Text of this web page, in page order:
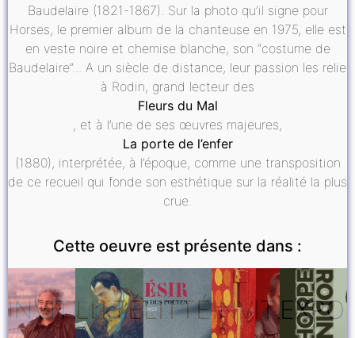
Baudelaire (1821-1867). Sur la photo qu’il signe pour
Horses, le premier album de la chanteuse en 1975, elle est
en veste noire et chemise blanche, son “costume de
Baudelaire”... A un siècle de distance, leur passion les relie
à Rodin, grand lecteur des
Fleurs du Mal
, et à l’une de ses œuvres majeures,
La porte de l’enfer
(1880), interprétée, à l’époque, comme une transposition
de ce recueil qui fonde son esthétique sur la réalité la plus
crue.
Cette oeuvre est présente dans :
INVITÉLITTÉRATURE
LITTÉRATURE
INVITÉ